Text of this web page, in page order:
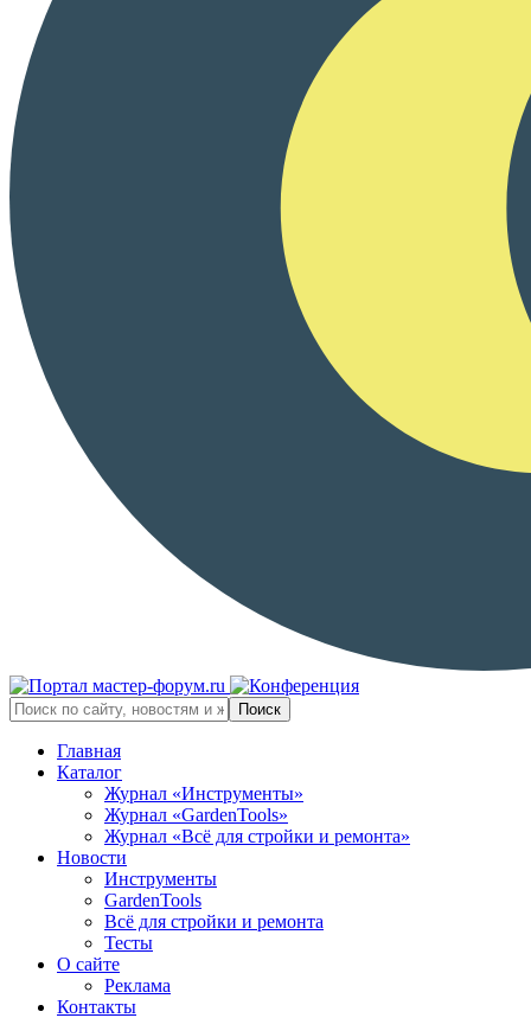
Главная
Каталог
Журнал «Инструменты»
Журнал «GardenTools»
Журнал «Всё для стройки и ремонта»
Новости
Инструменты
GardenTools
Всё для стройки и ремонта
Тесты
О сайте
Реклама
Контакты